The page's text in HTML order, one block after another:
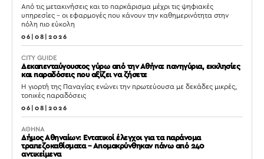
Από τις μετακινήσεις και το παρκάρισμα μέχρι τις ψηφιακές
υπηρεσίες – οι εφαρμογές που κάνουν την καθημερινότητα στην
πόλη πιο εύκολη
06|08|2026
CITY GUIDE
Δεκαπενταύγουστος γύρω από την Αθήνα: πανηγύρια, εκκλησίες
και παραδόσεις που αξίζει να ζήσετε
Η γιορτή της Παναγίας ενώνει την πρωτεύουσα με δεκάδες μικρές,
τοπικές παραδόσεις
06|08|2026
ΑΘΗΝΑ
Δήμος Αθηναίων: Εντατικοί έλεγχοι για τα παράνομα
τραπεζοκαθίσματα – Απομακρύνθηκαν πάνω από 240
αντικείμενα